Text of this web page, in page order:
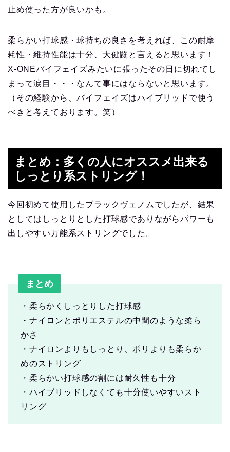
止め使った方が良いかも。
柔らかい打球感・球持ちの良さを考えれば、この耐摩
耗性・維持性能は十分、大健闘と言えると思います！
X-ONEバイフェイズみたいに張ったその日に切れてし
まって涙目・・・なんて事にはならないと思います。
（その経験から、バイフェイズはハイブリッドで使う
べきと考えております。笑）
まとめ：多くの人にオススメ出来る
しっとり系ストリング！
今回初めて使用したブラックヴェノムでしたが、結果
としてはしっとりとした打球感でありながらパワーも
出しやすい万能系ストリングでした。
まとめ
・柔らかくしっとりした打球感
・ナイロンとポリエステルの中間のような柔ら
かさ
・ナイロンよりもしっとり、ポリよりも柔らか
めのストリング
・柔らかい打球感の割には耐久性も十分
・ハイブリッドしなくても十分使いやすいスト
リング